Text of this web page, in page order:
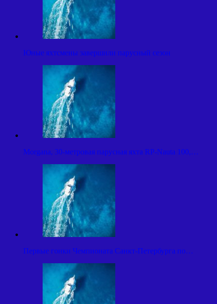
Юные яхтсмены завершили парусный сезон
Morgana, 30-метровая парусная яхта RP-Nauta 100,…
Первые гонки Чемпионата Санкт-Петербурга по…